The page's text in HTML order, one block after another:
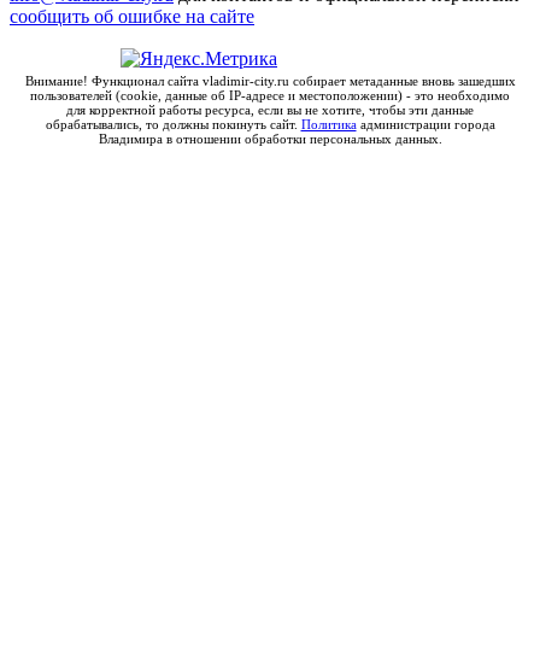
сообщить об ошибке на сайте
Внимание! Функционал сайта vladimir-city.ru собирает метаданные вновь зашедших
пользователей (cookie, данные об IP-адресе и местоположении) - это необходимо
для корректной работы ресурса, если вы не хотите, чтобы эти данные
обрабатывались, то должны покинуть сайт. Политикаадминистрации города
Владимира в отношении обработки персональных данных.